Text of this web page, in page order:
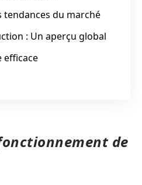
tendances du marché
: Un aperçu global
efficace
de